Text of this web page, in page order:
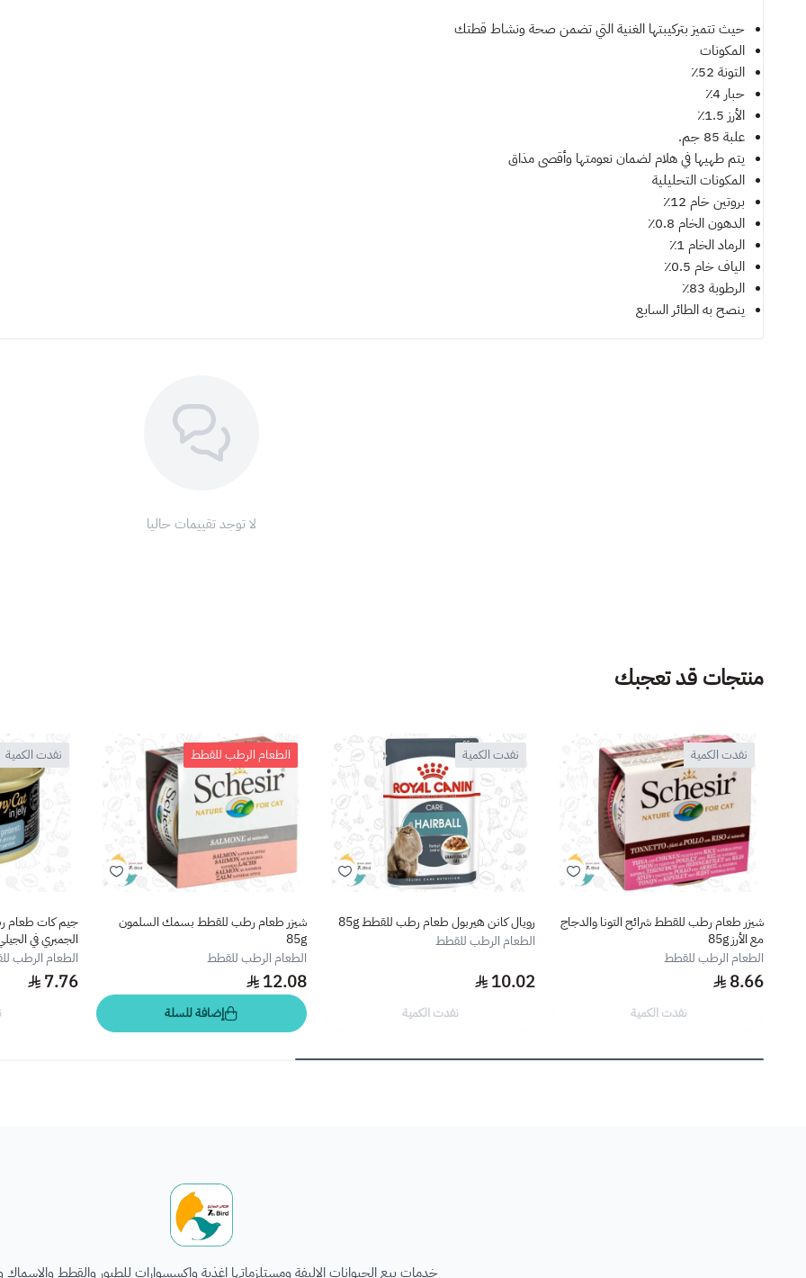
حيث تتميز بتركيبتها الغنية التي تضمن صحة ونشاط قطتك
المكونات
التونة 52٪
حبار 4٪
الأرز 1.5٪
علبة 85 جم.
يتم طهيها في هلام لضمان نعومتها وأقصى مذاق
المكونات التحليلية
بروتين خام 12٪
الدهون الخام 0.8٪
الرماد الخام 1٪
الياف خام 0.5٪
الرطوبة 83٪
ينصح بهالطائر السابع
لا توجد تقييمات حاليا
منتجات قد تعجبك
نفدت الكمية
شيزر طعام رطب للقطط شرائح التونا والدجاج
مع الأرز 85g
الطعام الرطب للقطط
8.66
نفدت الكمية
نفدت الكمية
رويال كانن هيربول طعام رطب للقطط 85g
الطعام الرطب للقطط
10.02
نفدت الكمية
الطعام الرطب للقطط
شيزر طعام رطب للقطط بسمك السلمون
85g
الطعام الرطب للقطط
12.08
إضافة للسلة
نفدت الكمية
جيم كات طعام
الجمبري في الجيلي
الطعام الرطب
7.76
خدمات بيع الحيوانات الاليفة ومستلزماتها اغذية واكسسوارات للطيور والقطط والاسماك